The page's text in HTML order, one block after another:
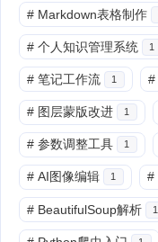
# Markdown表格制作
# 个人知识管理系统 1
# 笔记工作流 1 #
# 图层蒙版改进 1
# 参数调整工具 1
# AI图像编辑 1 #
# BeautifulSoup解析 1